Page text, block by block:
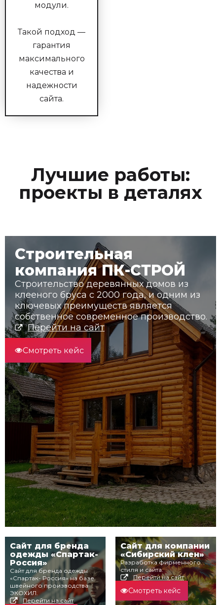
модули.
Такой подход —
гарантия
максимального
качества и
надежности
сайта.
Лучшие работы:
проекты в деталях
Строительная
компания ПК-СТРОЙ
Строительство деревянных домов из
клееного бруса с 2000 года, и одним из
ключевых преимуществ является
собственное современное производство.
Перейти на сайт
Смотреть кейс
Сайт для бренда
одежды «Спартак-
Россия»
Сайт для бренда одежды
«Спартак- Россия» на базе
швейного производства
ЭКОХИЛ.
Перейти на сайт
Сайт для компании
«Сибирский клен»
Разработка фирменного
стиля и сайта.
Перейти на сайт
Смотреть кейс